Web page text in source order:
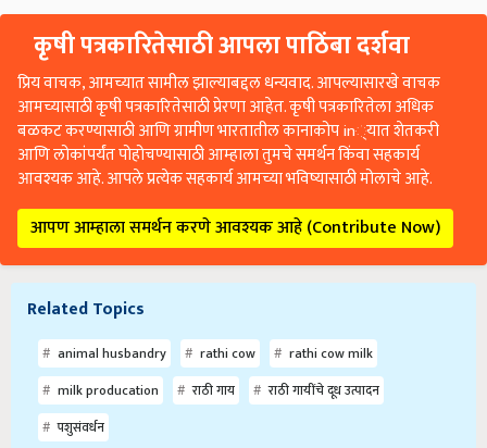
कृषी पत्रकारितेसाठी आपला पाठिंबा दर्शवा
प्रिय वाचक, आमच्यात सामील झाल्याबद्दल धन्यवाद. आपल्यासारखे वाचक
आमच्यासाठी कृषी पत्रकारितेसाठी प्रेरणा आहेत. कृषी पत्रकारितेला अधिक
बळकट करण्यासाठी आणि ग्रामीण भारतातील कानाकोप in्यात शेतकरी
आणि लोकांपर्यंत पोहोचण्यासाठी आम्हाला तुमचे समर्थन किंवा सहकार्य
आवश्यक आहे. आपले प्रत्येक सहकार्य आमच्या भविष्यासाठी मोलाचे आहे.
आपण आम्हाला समर्थन करणे आवश्यक आहे (Contribute Now)
Related Topics
animal husbandry rathi cow
rathi cow milk
milk producation
राठी गाय
राठी गायींचे दूध उत्पादन
पशुसंवर्धन